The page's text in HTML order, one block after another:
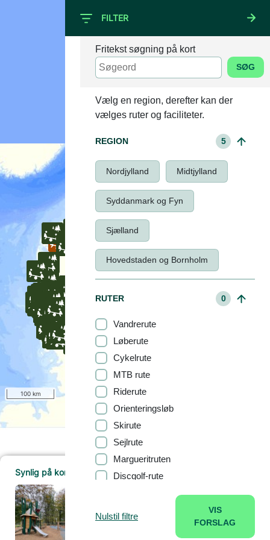
+
100 km
Synlig på kortet (1295)
Læs mere
FILTER
Fritekst søgning på kort
SØG
Vælg en region, derefter kan der
vælges ruter og faciliteter.
REGION 5
Nordjylland Midtjylland
Syddanmark og Fyn
Sjælland
Hovedstaden og Bornholm
RUTER 0
Vandrerute
Løberute
Cykelrute
MTB rute
Riderute
Orienteringsløb
Skirute
Sejlrute
Margueritruten
Discgolf-rute
BOOKING 0
Nulstil filtre
VIS
FORSLAG